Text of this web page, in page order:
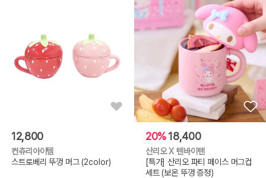
12,800
컨츄리아이템
스트로베리 뚜껑 머그 (2color)
20%18,400
산리오 X 텐바이텐
[특가] 산리오 파티 페이스 머그컵
세트 (보온 뚜껑 증정)